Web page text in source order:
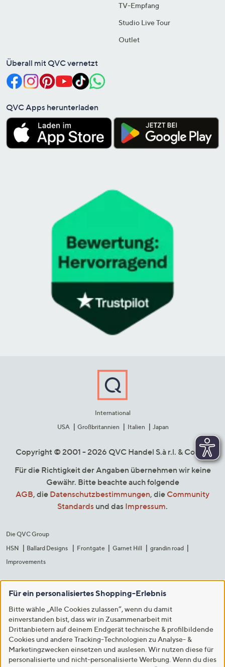
TV-Empfang
Studio Live Tour
Outlet
Überall mit QVC vernetzt
QVC Apps herunterladen
International
USA
Großbritannien Italien Japan
Copyright © 2001 - 2026 QVC Handel S.à r.l. & Co. KG
Für die Richtigkeit der Angaben übernehmen wir keine
Gewähr. Bitte beachte auch folgende
AGB, die Datenschutzbestimmungen, die Community
Standards und das Impressum.
Die QVC Group
HSN
Ballard Designs Frontgate Garnet Hill
grandin road
Improvements
Für ein personalisiertes Shopping-Erlebnis
Bitte wähle „Alle Cookies zulassen“, wenn du damit
einverstanden bist, dass wir in Zusammenarbeit mit
Drittanbietern auf deinem Endgerät technische & profilbildende
Cookies und andere Tracking-Technologien zu Analyse- &
Marketingzwecken einsetzen und auslesen. Wir nutzen diese für
personalisierte und nicht-personalisierte Werbung. Wenn du dies